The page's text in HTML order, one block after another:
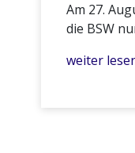
Am 27.
die BSW
weiter